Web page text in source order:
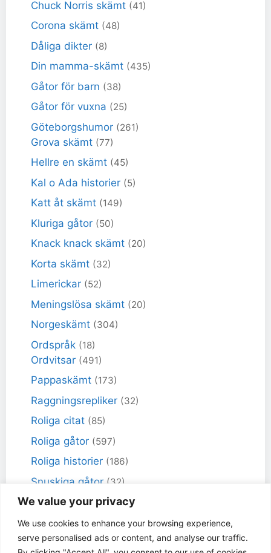
We value your privacy
We use cookies to enhance your browsing experience,
serve personalised ads or content, and analyse our traffic.
Chuck Norris skämt (41)
Corona skämt (48)
Dåliga dikter (8)
Din mamma-skämt (435)
Gåtor för barn (38)
Gåtor för vuxna (25)
Göteborgshumor (261)
Grova skämt (77)
Hellre en skämt (45)
Kal o Ada historier (5)
Katt åt skämt (149)
Kluriga gåtor (50)
Knack knack skämt (20)
Korta skämt (32)
Limerickar (52)
Meningslösa skämt (20)
Norgeskämt (304)
Ordspråk (18)
Ordvitsar (491)
Pappaskämt (173)
Raggningsrepliker (32)
Roliga citat (85)
Roliga gåtor (597)
Roliga historier (186)
Snuskiga gåtor (32)
Snuskiga skämt(98)
Sportskämt (18)
Torra skämt (461)